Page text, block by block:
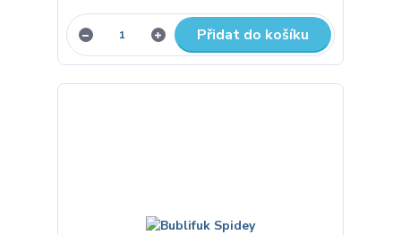
Přidat do košíku